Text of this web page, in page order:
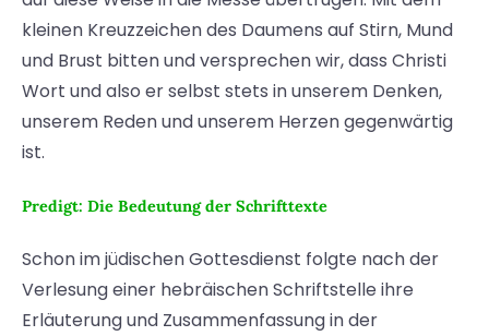
kleinen Kreuzzeichen des Daumens auf Stirn, Mund
und Brust bitten und versprechen wir, dass Christi
Wort und also er selbst stets in unserem Denken,
unserem Reden und unserem Herzen gegenwärtig
ist.
Predigt: Die Bedeutung der Schrifttexte
Schon im jüdischen Gottesdienst folgte nach der
Verlesung einer hebräischen Schriftstelle ihre
Erläuterung und Zusammenfassung in der